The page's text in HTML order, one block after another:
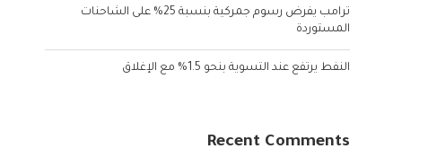
ترامب يفرض رسوم جمركية بنسبة 25% على الشاحنات
المستوردة
النفط يرتفع عند التسوية بنحو 1.5% مع الإغلاق
Recent Comments